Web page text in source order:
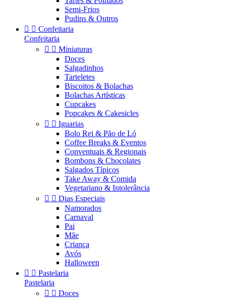
Semi-Frios
Pudins & Outros
  Confeitaria
Confeitaria
  Miniaturas
Doces
Salgadinhos
Tarteletes
Biscoitos & Bolachas
Bolachas Artísticas
Cupcakes
Popcakes & Cakesicles
  Iguarias
Bolo Rei & Pão de Ló
Coffee Breaks & Eventos
Conventuais & Regionais
Bombons & Chocolates
Salgados Típicos
Take Away & Comida
Vegetariano & Intolerância
  Dias Especiais
Namorados
Carnaval
Pai
Mãe
Criança
Avós
Halloween
  Pastelaria
Pastelaria
  Doces